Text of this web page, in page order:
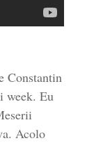
Constantin
week. Eu
Acolo